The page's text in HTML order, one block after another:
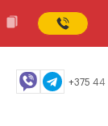
+375 44